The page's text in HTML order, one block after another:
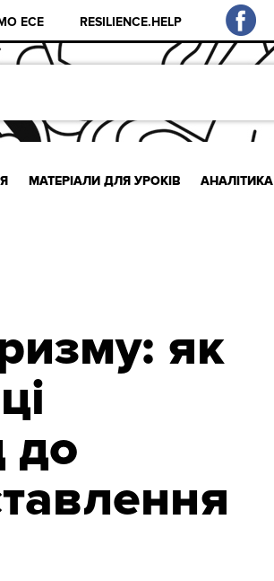
ЕСЕ RESILIENCE.HELP
МАТЕРІАЛИ ДЛЯ УРОКІВ АНАЛІТИКА
як
до